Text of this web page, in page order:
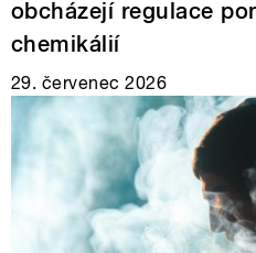
obcházejí regulace
chemikálií
29. červenec 2026